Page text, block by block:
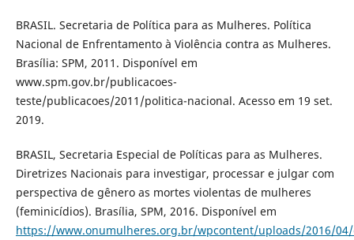
BRASIL. Secretaria de Política para as Mulheres. Política
Nacional de Enfrentamento à Violência contra as Mulheres.
Brasília: SPM, 2011. Disponível em
www.spm.gov.br/publicacoes-
teste/publicacoes/2011/politica-nacional. Acesso em 19 set.
2019.
BRASIL, Secretaria Especial de Políticas para as Mulheres.
Diretrizes Nacionais para investigar, processar e julgar com
perspectiva de gênero as mortes violentas de mulheres
(feminicídios). Brasília, SPM, 2016. Disponível em
https://www.onumulheres.org.br/wpcontent/uploads/2016/